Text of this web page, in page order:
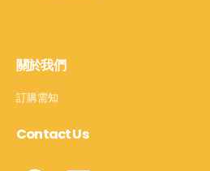
關於我們
訂購需知
Contact Us